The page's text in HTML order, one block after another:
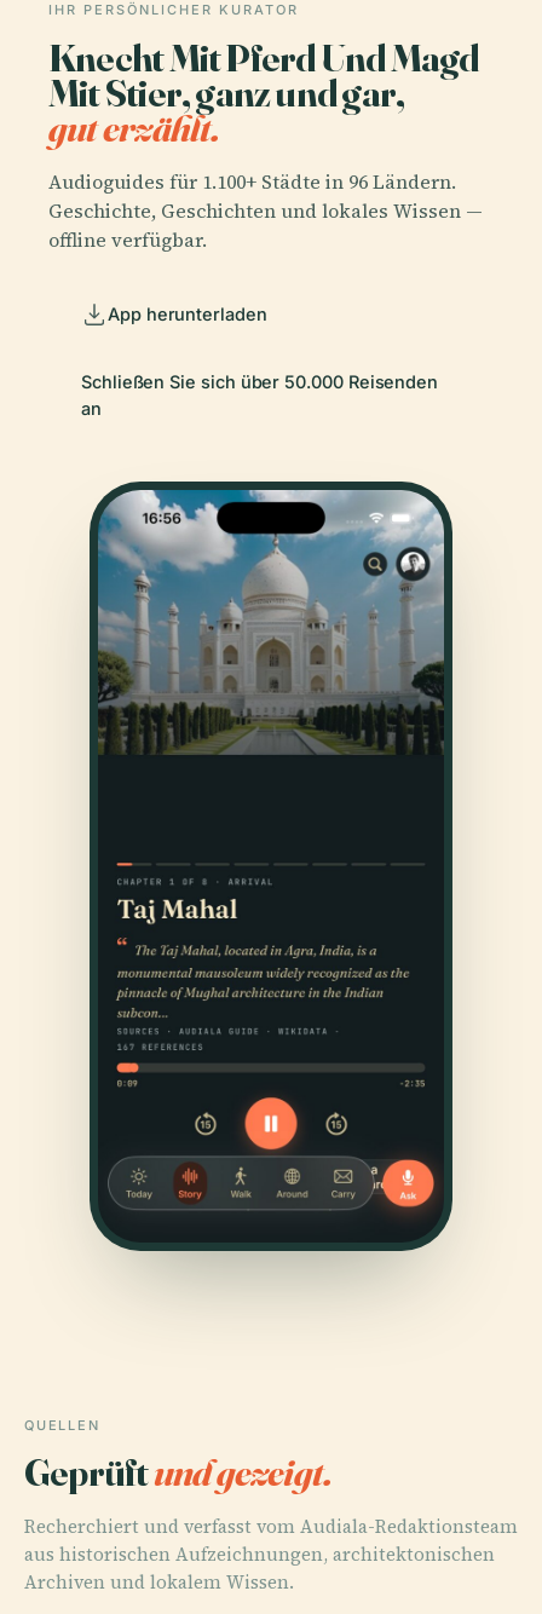
IHR PERSÖNLICHER KURATOR
Knecht Mit Pferd Und Magd
Mit Stier, ganz und gar,
gut erzählt.
Audioguides für 1.100+ Städte in 96 Ländern.
Geschichte, Geschichten und lokales Wissen —
offline verfügbar.
App herunterladen
Schließen Sie sich über 50.000 Reisenden
an
QUELLEN
Geprüftund gezeigt.
Recherchiert und verfasst vom Audiala-Redaktionsteam
aus historischen Aufzeichnungen, architektonischen
Archiven und lokalem Wissen.